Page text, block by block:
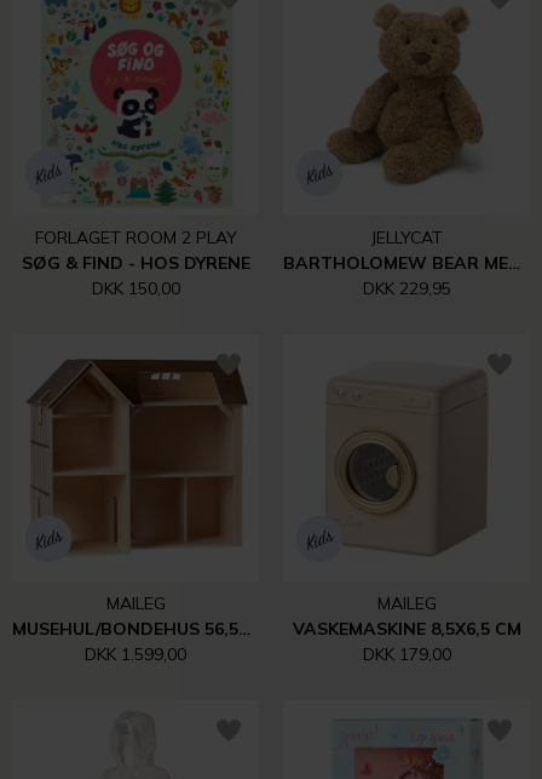
FORLAGET ROOM 2 PLAY
SØG & FIND - HOS DYRENE
DKK 150,00
JELLYCAT
BARTHOLOMEW BEAR MEDIUM
DKK 229,95
MAILEG
MUSEHUL/BONDEHUS 56,5X63 CM
DKK 1.599,00
MAILEG
VASKEMASKINE 8,5X6,5 CM
DKK 179,00